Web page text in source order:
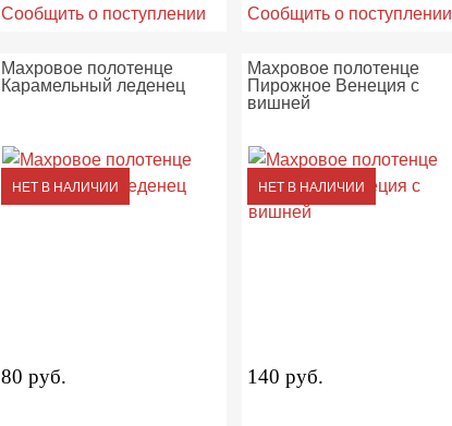
Сообщить о поступлении Сообщить о поступлении
Махровое полотенце
Карамельный леденец
НЕТ В НАЛИЧИИ
80 руб.
Махровое полотенце
Пирожное Венеция с
вишней
НЕТ В НАЛИЧИИ
140 руб.